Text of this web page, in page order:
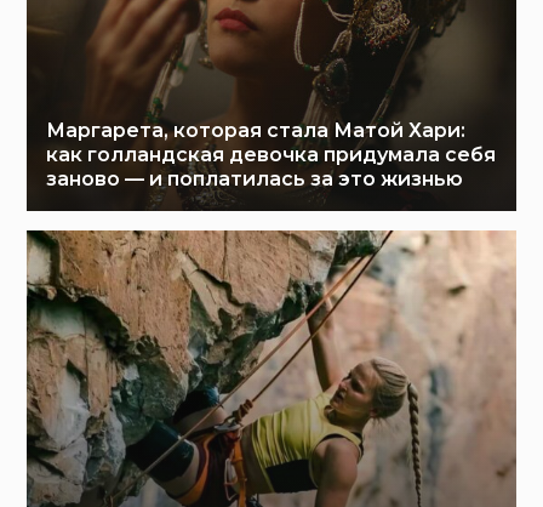
Маргарета, которая стала Матой Хари:
как голландская девочка придумала себя
заново — и поплатилась за это жизнью